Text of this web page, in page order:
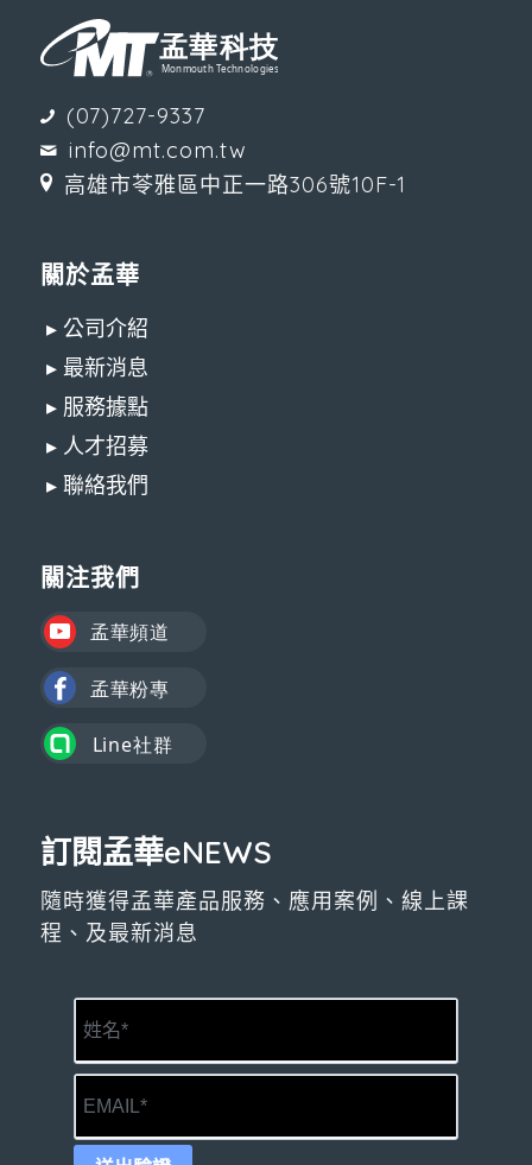
(07)727-9337
info@mt.com.tw
高雄市苓雅區中正一路306號10F-1
關於孟華
▸ 公司介紹
▸ 最新消息
▸ 服務據點
▸ 人才招募
▸ 聯絡我們
關注我們
訂閱孟華eNEWS
隨時獲得孟華產品服務、應用案例、線上課
程、及最新消息